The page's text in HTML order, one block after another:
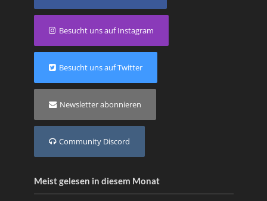
Besucht uns auf Instagram
Besucht uns auf Twitter
Newsletter abonnieren
Community Discord
Meist gelesen in diesem Monat